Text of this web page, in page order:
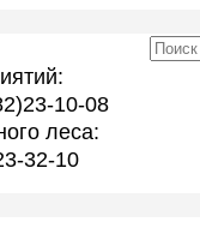
10-08
леса:
32-10